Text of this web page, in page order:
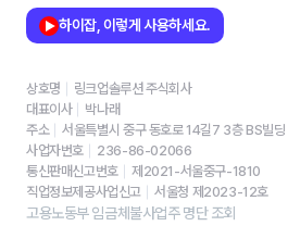
하이잡, 이렇게 사용하세요.
상호명
링크업솔루션 주식회사
대표이사
박나래
주소
서울특별시 중구 동호로 14길7 3층 BS빌딩
사업자번호
236-86-02066
통신판매신고번호
제2021-서울중구-1810
직업정보제공사업신고
서울청 제2023-12호
고용노동부 임금체불사업주 명단 조회